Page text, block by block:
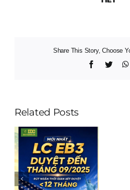
Share This Story, Choose
Facebook
Related Posts